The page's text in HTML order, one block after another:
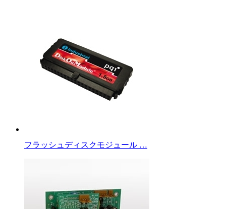
フラッシュディスクモジュール …